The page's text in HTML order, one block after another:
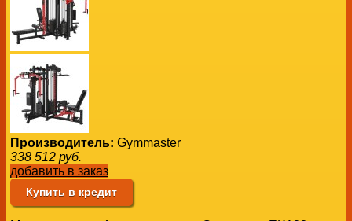
Производитель: Gymmaster
338 512 руб.
добавить в заказ
Купить в кредит